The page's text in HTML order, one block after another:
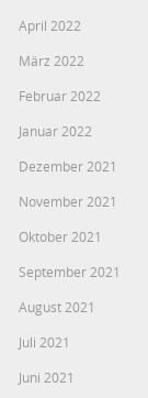
April 2022
März 2022
Februar 2022
Januar 2022
Dezember 2021
November 2021
Oktober 2021
September 2021
August 2021
Juli 2021
Juni 2021